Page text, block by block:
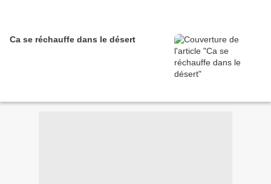
Ca se réchauffe dans le désert